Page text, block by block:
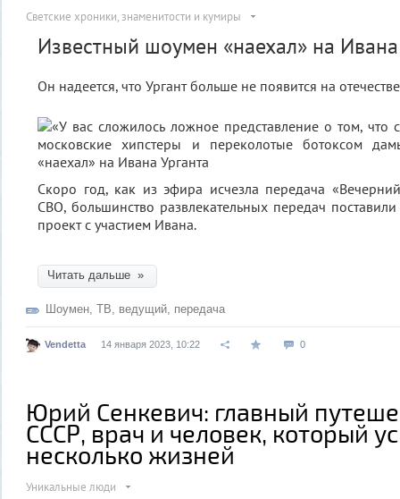
Светские хроники, знаменитости и кумиры
Известный шоумен «наехал» на Ивана
Он надеется, что Ургант больше не появится на
Скоро год, как из эфира исчезла передача
СВО, большинство развлекательных передач
проект с участием Ивана.
Читать дальше »
Шоумен, ТВ, ведущий, передача
Vendetta 14 января 2023, 10:22 0
Юрий Сенкевич: главный
СССР, врач и человек, который
несколько жизней
Уникальные люди